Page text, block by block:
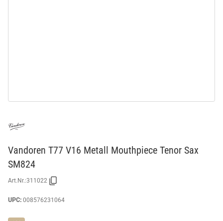
Vandoren T77 V16 Metall Mouthpiece Tenor Sax
SM824
Art.Nr.:311022
UPC: 008576231064